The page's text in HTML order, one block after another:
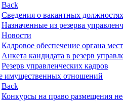
Back
Сведения о вакантных
Назначенные из резерва
Новости
Кадровое обеспечение органа
Анкета кандидата в резерв
Резерв управленческих кадров
имущественных отношений
Back
Конкурсы на право размещения